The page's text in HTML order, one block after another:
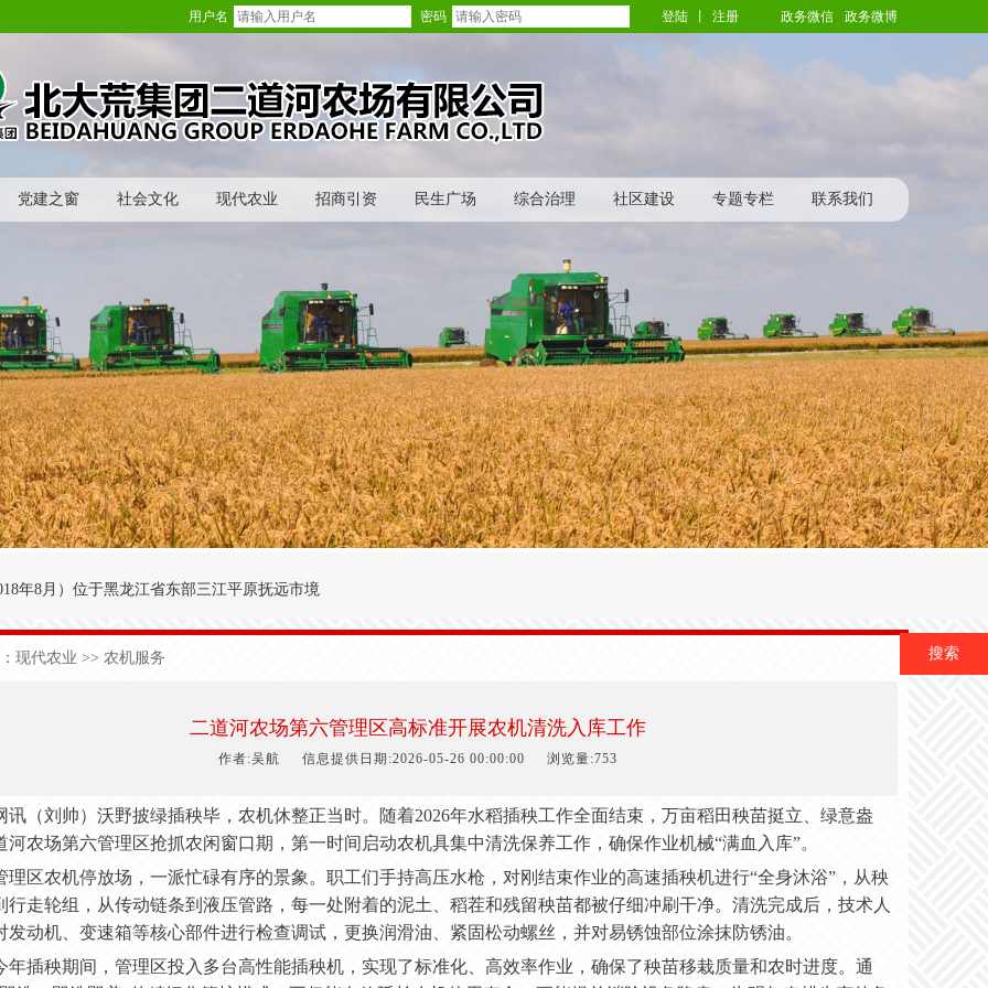
用户名 密码 登陆 注册 政务微信 政务微博
党建之窗 社会文化 现代农业 招商引资 民生广场 综合治理 社区建设 专题专栏 联系我们
年8月 ） 位于黑龙江省东部三江平原抚远市境
～47°50′，东经134°00′～134°25′之间。
于中温湿润性季风气候，极端日最低气温-40.3
度，年降雨量590毫米。
现代农业 >> 农机服务
二道河农场第六管理区高标准开展农机清洗入库工作
作者:吴航 信息提供日期:2026-05-26 00:00:00 浏览量:753
讯（刘帅）沃野披绿插秧毕，农机休整正当时。随着2026年水稻插秧工作全面结束，万亩稻田秧苗挺立、绿意盎
河农场第六管理区抢抓农闲窗口期，第一时间启动农机具集中清洗保养工作，确保作业机械“满血入库”。
理区农机停放场，一派忙碌有序的景象。职工们手持高压水枪，对刚结束作业的高速插秧机进行“全身沐浴”，从秧
行走轮组，从传动链条到液压管路，每一处附着的泥土、稻茬和残留秧苗都被仔细冲刷干净。清洗完成后，技术人
发动机、变速箱等核心部件进行检查调试，更换润滑油、紧固松动螺丝，并对易锈蚀部位涂抹防锈油。
年插秧期间，管理区投入多台高性能插秧机，实现了标准化、高效率作业，确保了秧苗移栽质量和农时进度。通
搜索